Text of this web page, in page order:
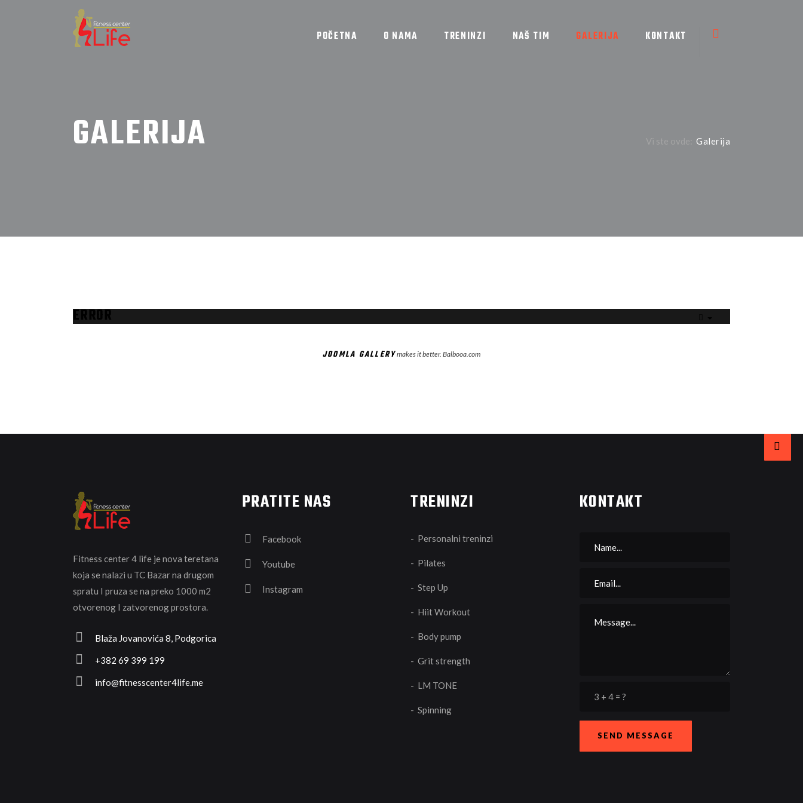
POČETNA O NAMA TRENINZI NAŠ TIM GALERIJA KONTAKT
GALERIJA Vi ste ovde: Galerija
EMPTY
ERROR
JOOMLA GALLERYmakes it better. Balbooa.com
Fitness center 4 life je nova teretana
koja se nalazi u TC Bazar na drugom
spratu I pruza se na preko 1000 m2
otvorenog I zatvorenog prostora.
Blaža Jovanovića 8, Podgorica
+382 69 399 199
info@fitnesscenter4life.me
PRATITE NAS
Facebook
Youtube
Instagram
TRENINZI
- Personalni treninzi
- Pilates
- Step Up
- Hiit Workout
- Body pump
- Grit strength
- LM TONE
- Spinning
KONTAKT
SEND MESSAGE